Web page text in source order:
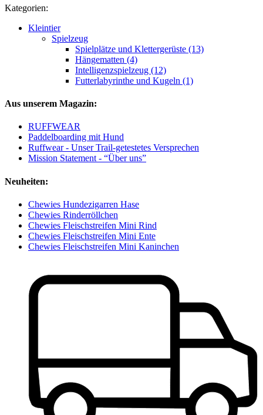
Kategorien:
Kleintier
Spielzeug
Spielplätze und Klettergerüste (13)
Hängematten (4)
Intelligenzspielzeug (12)
Futterlabyrinthe und Kugeln (1)
Aus unserem Magazin:
RUFFWEAR
Paddelboarding mit Hund
Ruffwear - Unser Trail-getestetes Versprechen
Mission Statement - “Über uns”
Neuheiten:
Chewies Hundezigarren Hase
Chewies Rinderröllchen
Chewies Fleischstreifen Mini Rind
Chewies Fleischstreifen Mini Ente
Chewies Fleischstreifen Mini Kaninchen